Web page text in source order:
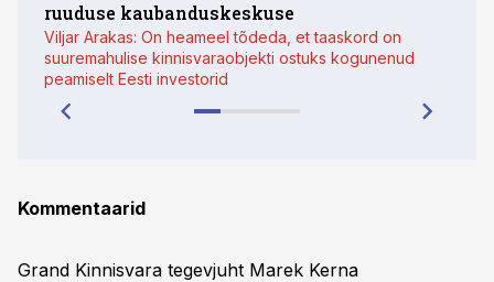
ruuduse kaubanduskeskuse
Viljar Arakas: On heameel tõdeda, et taaskord on
suuremahulise kinnisvaraobjekti ostuks kogunenud
peamiselt Eesti investorid
Kommentaarid
Grand Kinnisvara tegevjuht Marek Kerna